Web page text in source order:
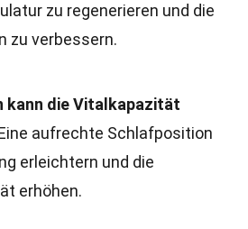
zu regenerieren und die
zu verbessern.
kann die Vitalkapazität
aufrechte Schlafposition
erleichtern und die
erhöhen.